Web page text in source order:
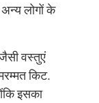
लोगों के
वस्तुएं
किट.
इसका